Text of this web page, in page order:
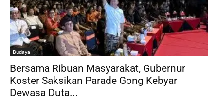
Budaya
Bersama Ribuan Masyarakat, Gubernur
Koster Saksikan Parade Gong Kebyar
Dewasa Duta...